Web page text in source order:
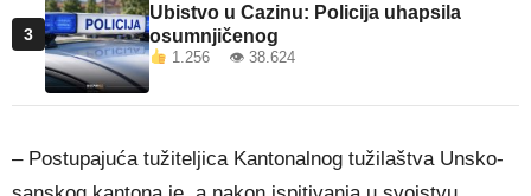
3
Ubistvo u Cazinu: Policija uhapsila
osumnjičenog
1.256 👁 38.624
– Postupajuća tužiteljica Kantonalnog tužilaštva Unsko-